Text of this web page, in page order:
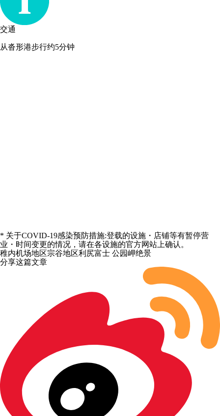
交通
从沓形港步行约5分钟
* 关于COVID-19感染预防措施:登载的设施・店铺等有暂停营
业・时间变更的情况，请在各设施的官方网站上确认。
稚内机场地区宗谷地区利尻富士 公园岬绝景
分享这篇文章